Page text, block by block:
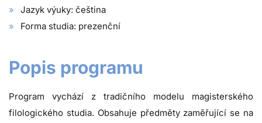
Jazyk výuky: čeština
Forma studia: prezenční
Popis programu
Program vychází z tradičního modelu magisterského
filologického studia. Obsahuje předměty zaměřující se na